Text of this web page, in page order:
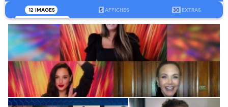
12 IMAGES 5 AFFICHES 30 EXTRAS